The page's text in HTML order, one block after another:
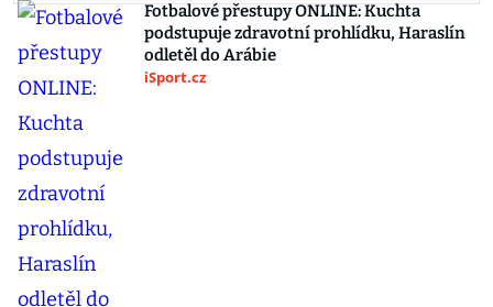
Fotbalové přestupy ONLINE: Kuchta
podstupuje zdravotní prohlídku, Haraslín
odletěl do Arábie
iSport.cz